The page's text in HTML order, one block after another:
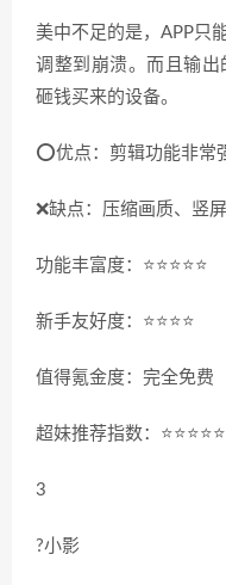
美中不足的是，APP只
调整到崩溃。而且输
砸钱买来的设备。
⭕️优点：剪辑功能非常
❌缺点：压缩画质、竖
功能丰富度：⭐️⭐️⭐️⭐️⭐️
新手友好度：⭐️⭐️⭐️⭐️
值得氪金度：完全免费
超妹推荐指数：⭐️⭐️⭐️⭐️⭐️
3
?小影